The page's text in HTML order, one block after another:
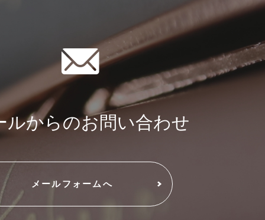
ルからのお問い合わせ
メールフォームへ